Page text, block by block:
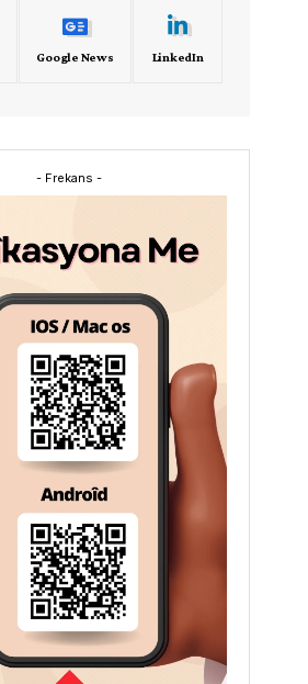
Google News LinkedIn
- Frekans -